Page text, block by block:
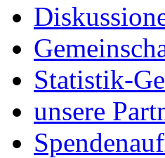
Statistik-
unsere